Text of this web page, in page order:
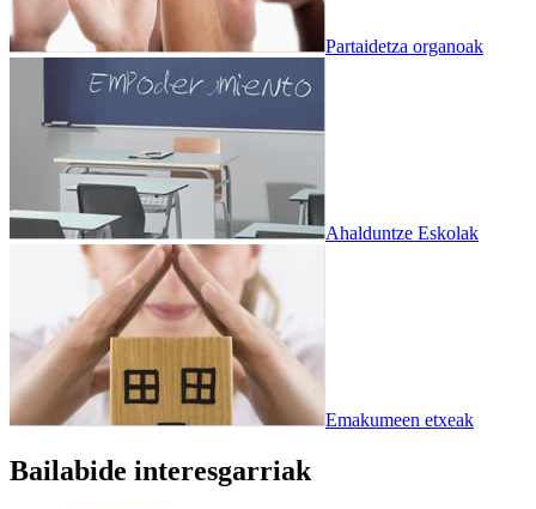
Partaidetza organoak
Ahalduntze Eskolak
Emakumeen etxeak
Bailabide interesgarriak